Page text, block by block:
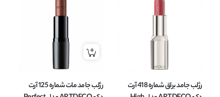
رژلب جامد براق شماره 418 آرت
رژلب جامد مات شماره 125 آرت